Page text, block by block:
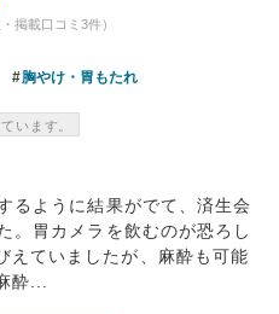
掲載口コミ3件）
胸やけ・胃もたれ
います。
るように結果がでて、済生会
。胃カメラを飲むのが恐ろし
えていましたが、麻酔も可能
酔...